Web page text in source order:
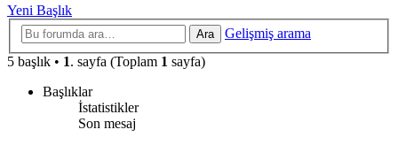
Yeni Başlık
Ara
Gelişmiş arama
5 başlık • 1. sayfa (Toplam 1 sayfa)
Başlıklar
İstatistikler
Son mesaj